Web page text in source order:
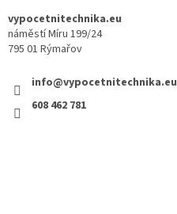
vypocetnitechnika.eu
náměstí Míru 199/24
795 01 Rýmařov
info@vypocetnitechnika.eu
608 462 781